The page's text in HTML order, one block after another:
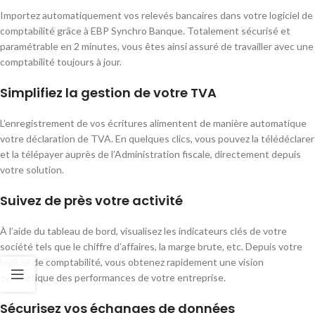
Importez automatiquement vos relevés bancaires dans votre logiciel de
comptabilité grâce à EBP Synchro Banque. Totalement sécurisé et
paramétrable en 2 minutes, vous êtes ainsi assuré de travailler avec une
comptabilité toujours à jour.
Simplifiez la gestion de votre TVA
L’enregistrement de vos écritures alimentent de manière automatique
votre déclaration de TVA. En quelques clics, vous pouvez la télédéclarer
et la télépayer auprès de l’Administration fiscale, directement depuis
votre solution.
Suivez de près votre activité
À l’aide du tableau de bord, visualisez les indicateurs clés de votre
société tels que le chiffre d’affaires, la marge brute, etc. Depuis votre
logiciel de comptabilité, vous obtenez rapidement une vision
synthétique des performances de votre entreprise.
Sécurisez vos échanges de données